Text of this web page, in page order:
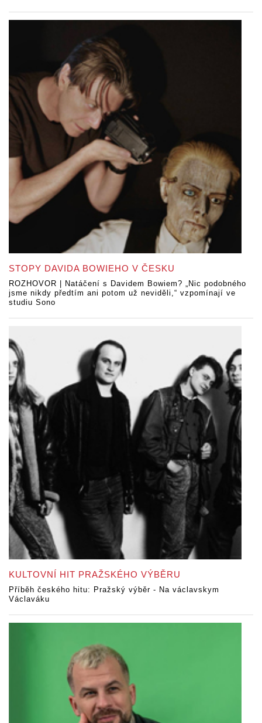
STOPY DAVIDA BOWIEHO V ČESKU
ROZHOVOR | Natáčení s Davidem Bowiem? „Nic podobného
jsme nikdy předtím ani potom už neviděli,“ vzpomínají ve
studiu Sono
KULTOVNÍ HIT PRAŽSKÉHO VÝBĚRU
Příběh českého hitu: Pražský výběr - Na václavskym
Václaváku